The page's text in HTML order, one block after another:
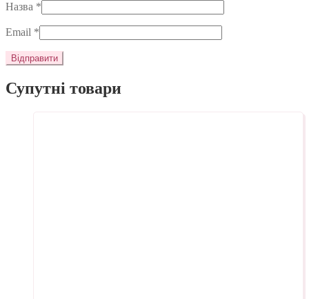
Назва *
Email *
Супутні товари